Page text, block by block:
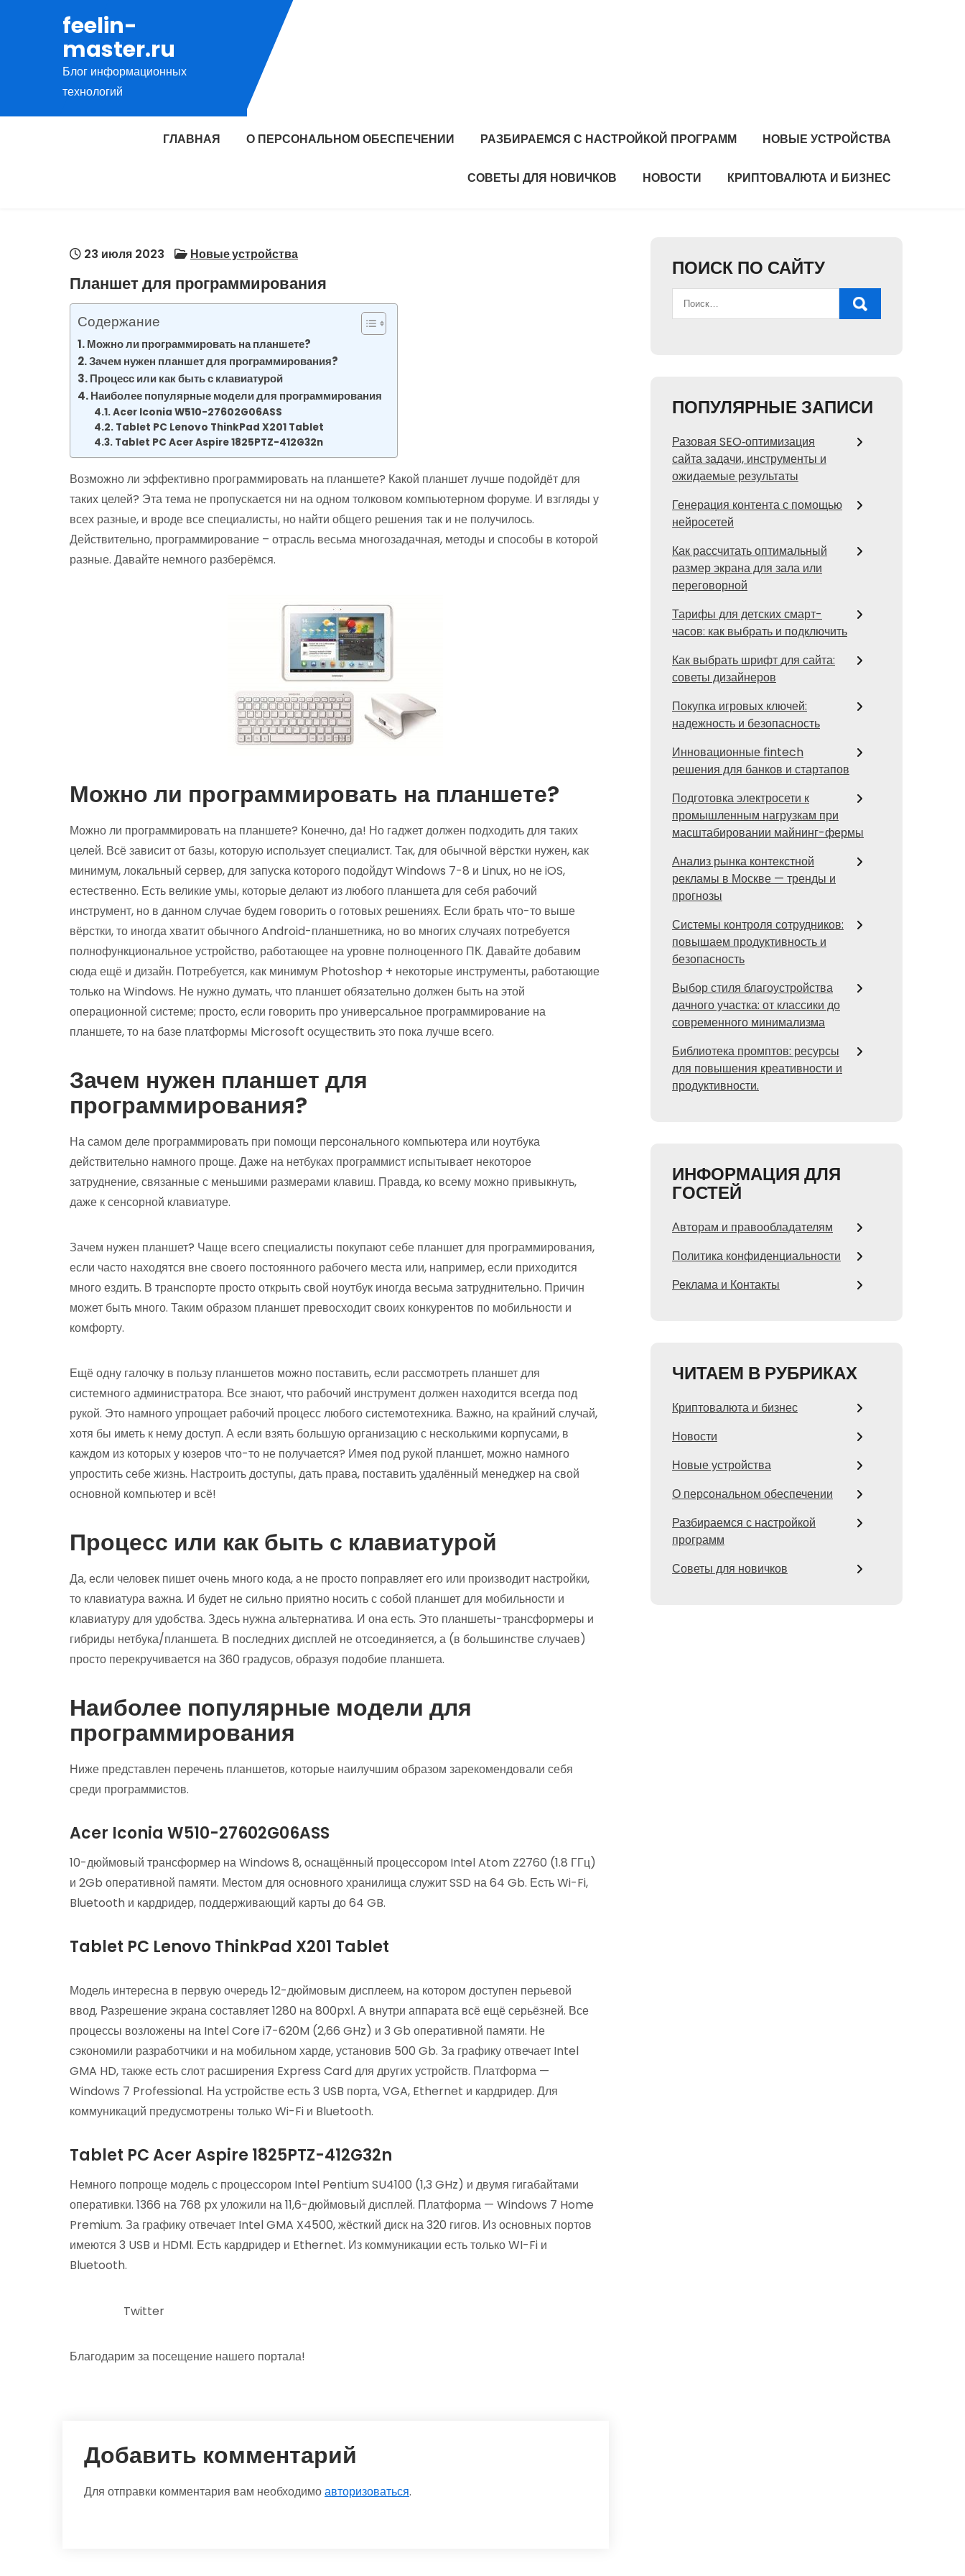
содержимому
feelin-
master.ru
Блог информационных
технологий
ГЛАВНАЯ О ПЕРСОНАЛЬНОМ ОБЕСПЕЧЕНИИ РАЗБИРАЕМСЯ С НАСТРОЙКОЙ ПРОГРАММ НОВЫЕ УСТРОЙСТВА
СОВЕТЫ ДЛЯ НОВИЧКОВ НОВОСТИ КРИПТОВАЛЮТА И БИЗНЕС
23 июля 2023 Новые устройства
Планшет для программирования
Содержание
Можно ли программировать на планшете?
Зачем нужен планшет для программирования?
Процесс или как быть с клавиатурой
Наиболее популярные модели для программирования
Acer Iconia W510-27602G06ASS
Tablet PC Lenovo ThinkPad X201 Tablet
Tablet PC Acer Aspire 1825PTZ-412G32n
Возможно ли эффективно программировать на планшете? Какой планшет лучше подойдёт для
таких целей? Эта тема не пропускается ни на одном толковом компьютерном форуме. И взгляды у
всех разные, и вроде все специалисты, но найти общего решения так и не получилось.
Действительно, программирование – отрасль весьма многозадачная, методы и способы в которой
разные. Давайте немного разберёмся.
Можно ли программировать на планшете?
Можно ли программировать на планшете? Конечно, да! Но гаджет должен подходить для таких
целей. Всё зависит от базы, которую использует специалист. Так, для обычной вёрстки нужен, как
минимум, локальный сервер, для запуска которого подойдут Windows 7-8 и Linux, но не iOS,
естественно. Есть великие умы, которые делают из любого планшета для себя рабочий
инструмент, но в данном случае будем говорить о готовых решениях. Если брать что-то выше
вёрстки, то иногда хватит обычного Android-планшетника, но во многих случаях потребуется
полнофункциональное устройство, работающее на уровне полноценного ПК. Давайте добавим
сюда ещё и дизайн. Потребуется, как минимум Photoshop + некоторые инструменты, работающие
только на Windows. Не нужно думать, что планшет обязательно должен быть на этой
операционной системе; просто, если говорить про универсальное программирование на
планшете, то на базе платформы Microsoft осуществить это пока лучше всего.
Зачем нужен планшет для
программирования?
На самом деле программировать при помощи персонального компьютера или ноутбука
действительно намного проще. Даже на нетбуках программист испытывает некоторое
затруднение, связанные с меньшими размерами клавиш. Правда, ко всему можно привыкнуть,
даже к сенсорной клавиатуре.
Зачем нужен планшет? Чаще всего специалисты покупают себе планшет для программирования,
если часто находятся вне своего постоянного рабочего места или, например, если приходится
много ездить. В транспорте просто открыть свой ноутбук иногда весьма затруднительно. Причин
может быть много. Таким образом планшет превосходит своих конкурентов по мобильности и
комфорту.
Ещё одну галочку в пользу планшетов можно поставить, если рассмотреть планшет для
системного администратора. Все знают, что рабочий инструмент должен находится всегда под
рукой. Это намного упрощает рабочий процесс любого системотехника. Важно, на крайний случай,
хотя бы иметь к нему доступ. А если взять большую организацию с несколькими корпусами, в
каждом из которых у юзеров что-то не получается? Имея под рукой планшет, можно намного
упростить себе жизнь. Настроить доступы, дать права, поставить удалённый менеджер на свой
основной компьютер и всё!
Процесс или как быть с клавиатурой
Да, если человек пишет очень много кода, а не просто поправляет его или производит настройки,
то клавиатура важна. И будет не сильно приятно носить с собой планшет для мобильности и
клавиатуру для удобства. Здесь нужна альтернатива. И она есть. Это планшеты-трансформеры и
гибриды нетбука/планшета. В последних дисплей не отсоединяется, а (в большинстве случаев)
просто перекручивается на 360 градусов, образуя подобие планшета.
Наиболее популярные модели для
программирования
Ниже представлен перечень планшетов, которые наилучшим образом зарекомендовали себя
среди программистов.
Acer Iconia W510-27602G06ASS
10-дюймовый трансформер на Windows 8, оснащённый процессором Intel Atom Z2760 (1.8 ГГц)
и 2Gb оперативной памяти. Местом для основного хранилища служит SSD на 64 Gb. Есть Wi-Fi,
Bluetooth и кардридер, поддерживающий карты до 64 GB.
Tablet PC Lenovo ThinkPad X201 Tablet
Модель интересна в первую очередь 12-дюймовым дисплеем, на котором доступен перьевой
ввод. Разрешение экрана составляет 1280 на 800pxl. А внутри аппарата всё ещё серьёзней. Все
процессы возложены на Intel Core i7-620M (2,66 GHz) и 3 Gb оперативной памяти. Не
сэкономили разработчики и на мобильном харде, установив 500 Gb. За графику отвечает Intel
GMA HD, также есть слот расширения Express Card для других устройств. Платформа —
Windows 7 Professional. На устройстве есть 3 USB порта, VGA, Ethernet и кардридер. Для
коммуникаций предусмотрены только Wi-Fi и Bluetooth.
Tablet PC Acer Aspire 1825PTZ-412G32n
Немного попроще модель с процессором Intel Pentium SU4100 (1,3 GHz) и двумя гигабайтами
оперативки. 1366 на 768 px уложили на 11,6-дюймовый дисплей. Платформа — Windows 7 Home
Premium. За графику отвечает Intel GMA X4500, жёсткий диск на 320 гигов. Из основных портов
имеются 3 USB и HDMI. Есть кардридер и Ethernet. Из коммуникации есть только WI-Fi и
Bluetooth.
Twitter
Благодарим за посещение нашего портала!
Добавить комментарий
Для отправки комментария вам необходимоавторизоваться.
ПОИСК ПО САЙТУ
ПОПУЛЯРНЫЕ ЗАПИСИ
Разовая SEO‑оптимизация
сайта задачи, инструменты и
ожидаемые результаты
Генерация контента с помощью
нейросетей
Как рассчитать оптимальный
размер экрана для зала или
переговорной
Тарифы для детских смарт-
часов: как выбрать и подключить
Как выбрать шрифт для сайта:
советы дизайнеров
Покупка игровых ключей:
надежность и безопасность
Инновационные fintech
решения для банков и стартапов
Подготовка электросети к
промышленным нагрузкам при
масштабировании майнинг-фермы
Анализ рынка контекстной
рекламы в Москве — тренды и
прогнозы
Системы контроля сотрудников:
повышаем продуктивность и
безопасность
Выбор стиля благоустройства
дачного участка: от классики до
современного минимализма
Библиотека промптов: ресурсы
для повышения креативности и
продуктивности.
ИНФОРМАЦИЯ ДЛЯ
ГОСТЕЙ
Авторам и правообладателям
Политика конфиденциальности
Реклама и Контакты
ЧИТАЕМ В РУБРИКАХ
Криптовалюта и бизнес
Новости
Новые устройства
О персональном обеспечении
Разбираемся с настройкой
программ
Советы для новичков